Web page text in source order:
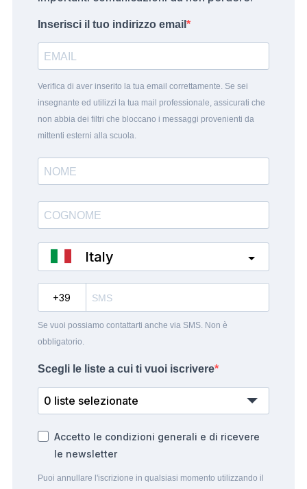
Inserisci il tuo indirizzo email
Verifica di aver inserito la tua email correttamente. Se sei
insegnante ed utilizzi la tua mail professionale, assicurati che
non abbia dei filtri che bloccano i messaggi provenienti da
mittenti esterni alla scuola.
Italy
Se vuoi possiamo contattarti anche via SMS. Non è
obbligatorio.
Scegli le liste a cui ti vuoi iscrivere
0 liste selezionate
Accetto le condizioni generali e di ricevere
le newsletter
Puoi annullare l'iscrizione in qualsiasi momento utilizzando il